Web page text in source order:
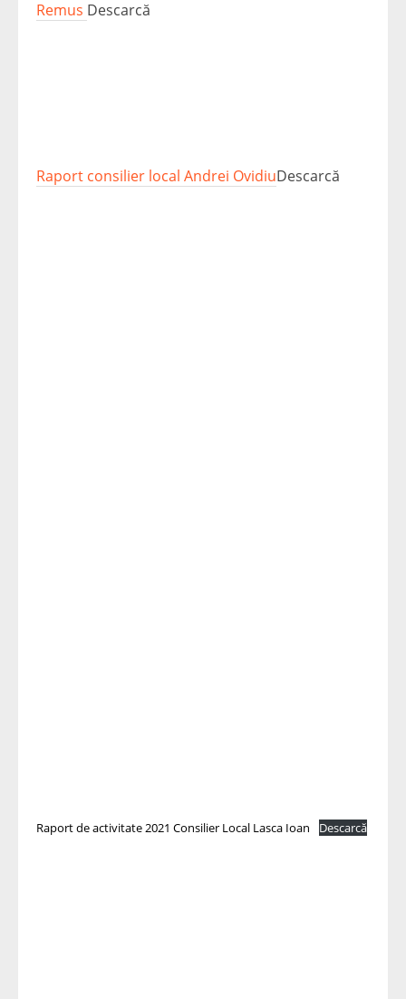
Remus Descarcă
Raport consilier local Andrei OvidiuDescarcă
Raport de activitate 2021 Consilier Local Lasca Ioan Descarcă